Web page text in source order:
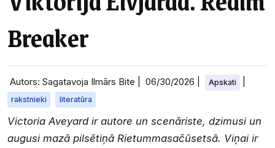
Breaker
Autors: Sagatavoja Ilmārs Bite | 06/30/2026 Apskati
rakstnieki literatūra
Victoria Aveyard ir autore un scenāriste, dzimusi un
augusi mazā pilsētiņā Rietummasačūsetsā. Viņai ir